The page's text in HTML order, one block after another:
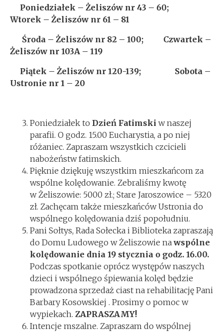
Poniedziałek – Żeliszów nr 43 – 60;
Wtorek – Żeliszów nr 61 – 81
Środa – Żeliszów nr 82 – 100; Czwartek –
Żeliszów nr 103A – 119
Piątek – Żeliszów nr 120-139; Sobota –
Ustronie nr 1 – 20
Poniedziałek to Dzień Fatimski w naszej
parafii. O godz. 15.00 Eucharystia, a po niej
różaniec. Zapraszam wszystkich czcicieli
nabożeństw fatimskich.
Pięknie dziękuję wszystkim mieszkańcom za
wspólne kolędowanie. Zebraliśmy kwotę
w Żeliszowie: 5000 zł.; Stare Jaroszowice – 5320
zł. Zachęcam także mieszkańców Ustronia do
wspólnego kolędowania dziś popołudniu.
Pani Sołtys, Rada Sołecka i Biblioteka zapraszają
do Domu Ludowego w Żeliszowie nawspólne
kolędowanie dnia 19 stycznia o godz. 16.00.
Podczas spotkanie oprócz występów naszych
dzieci i wspólnego śpiewania kolęd będzie
prowadzona sprzedaż ciast na rehabilitację Pani
Barbary Kosowskiej . Prosimy o pomoc w
wypiekach. ZAPRASZAMY!
Intencje mszalne. Zapraszam do wspólnej